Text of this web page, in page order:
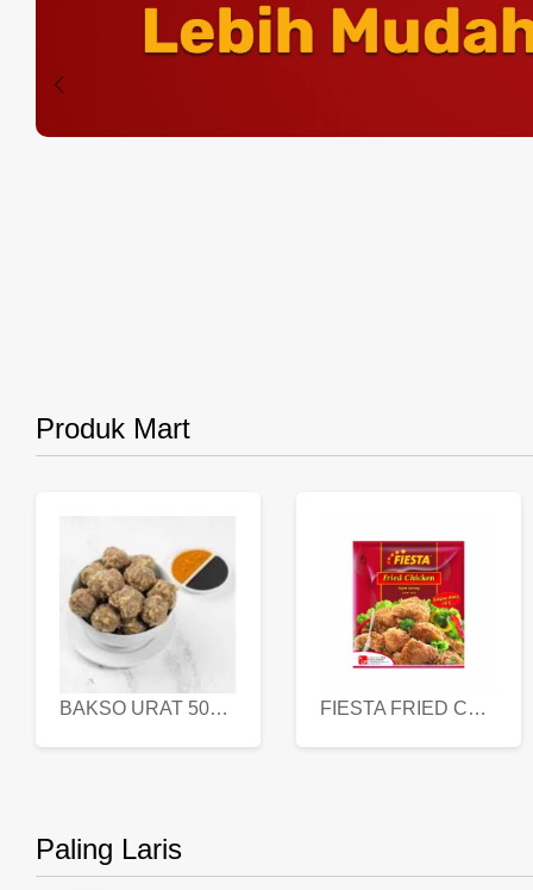
Produk Mart
BAKSO URAT 500 GR FIESTA FRIED CHICKEN 500 GR
Paling Laris